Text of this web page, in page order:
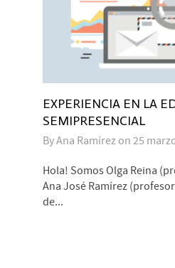
EXPERIENCIA EN LA
SEMIPRESENCIAL
ByAna Ramírez on 25
Hola! Somos Olga Reina
Ana José Ramírez
de...